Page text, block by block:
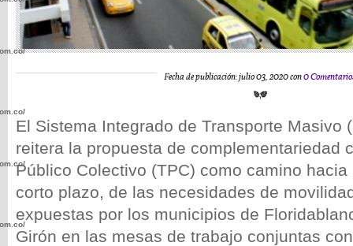
Fecha de publicación: julio 03, 2020 con0
El Sistema Integrado de Transporte Masivo
reitera la propuesta de complementariedad
Público Colectivo (TPC) como camino
corto plazo, de las necesidades de
expuestas por los municipios de
Girón en las mesas de trabajo conjuntas
wp-
wp-
wp-
wp-